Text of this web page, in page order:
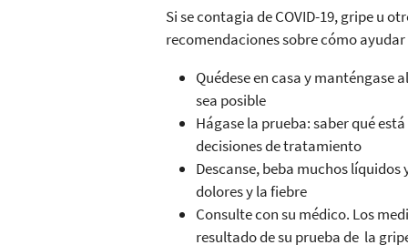
Si se contagia de COVID-19, gripe u
recomendaciones sobre cómo
Quédese en casa y manténgase
sea posible
Hágase la prueba: saber qué
decisiones de tratamiento
Descanse, beba muchos
dolores y la fiebre
Consulte con su médico. Los
resultado de su prueba de la